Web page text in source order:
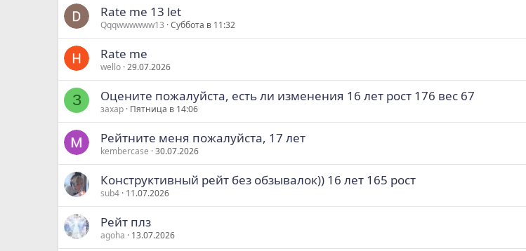
Rate me 13 let
Qqqwwwwww13 Суббота в 11:32
Rate me
wello 29.07.2026
З Оцените пожалуйста, есть ли изменения 16 лет рост 176 вес 67
захар Пятница в 14:06
Рейтните меня пожалуйста, 17 лет
kembercase 30.07.2026
Конструктивный рейт без обзывалок)) 16 лет 165 рост
sub4 11.07.2026
Рейт плз
agoha 13.07.2026